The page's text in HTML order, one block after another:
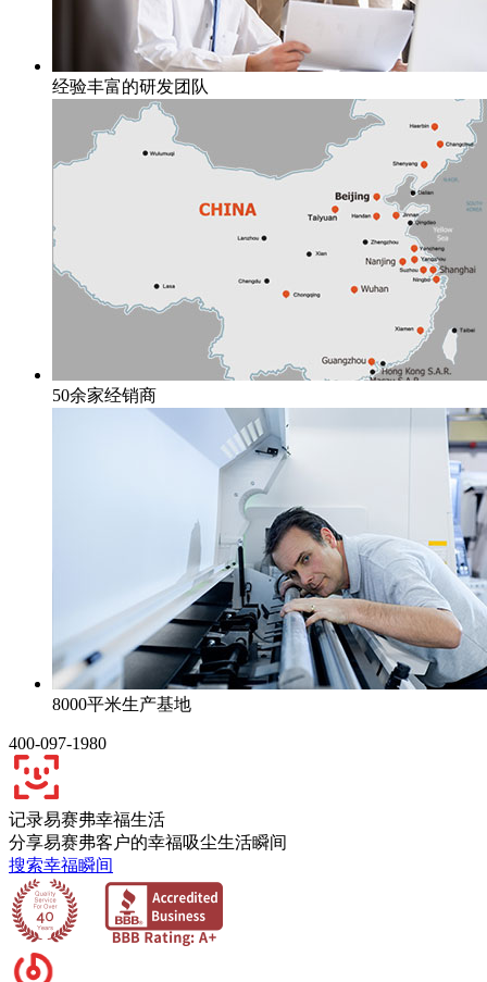
经验丰富的研发团队
50余家经销商
8000平米生产基地
400-097-1980
记录易赛弗幸福生活
分享易赛弗客户的幸福吸尘生活瞬间
搜索幸福瞬间